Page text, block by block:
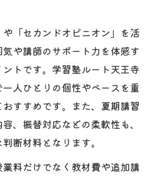
ップに役立つ塾の選び方
塾夏期講習の効果的な活用
の塾夏期講習の活用ポイン
くりで中学生が伸びる方法
校合格を目指す
ランで志望校合格へ近づく
「セカンドオピニオン」を活
や講師のサポート力を体感す
トです。学習塾ルート天王寺
人ひとりの個性やペースを重
すすめです。また、夏期講習
、振替対応などの柔軟性も、
断材料となります。
料だけでなく教材費や追加講